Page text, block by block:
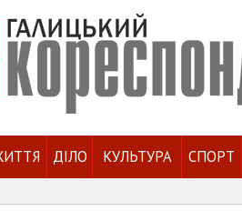
ДІЛО КУЛЬТУРА СПОРТ